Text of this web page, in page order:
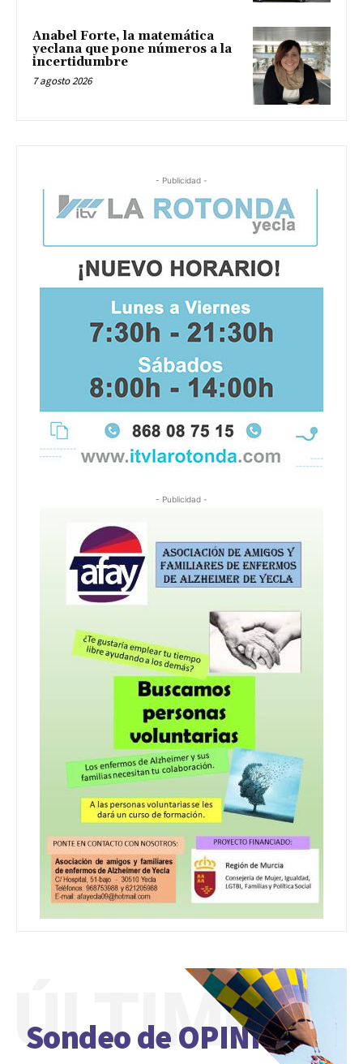
Anabel Forte, la matemática
yeclana que pone números a la
incertidumbre
7 agosto 2026
- Publicidad -
- Publicidad -
Sondeo de OPINIÓN
ÚLTIMO